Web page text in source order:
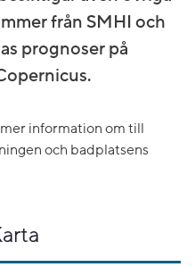
från SMHI och
prognoser på
information om till
och badplatsens